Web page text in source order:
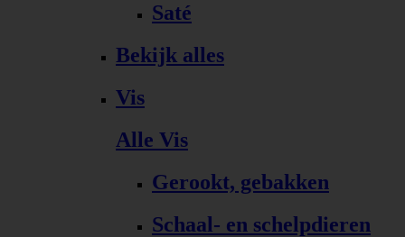
Saté
Bekijk alles
Vis
Alle Vis
Gerookt, gebakken
Schaal- en schelpdieren